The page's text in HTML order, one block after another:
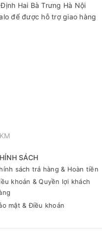
SÁCH
sách trả hàng & Hoàn tiền
khoản & Quyền lợi khách
mật & Điều khoản
Hai Bà Trưng Hà Nội
để được hỗ trợ giao hàng